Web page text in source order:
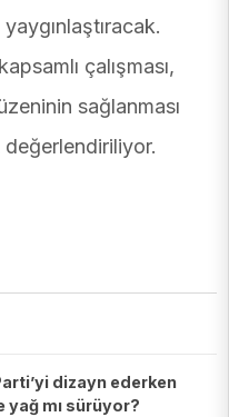
çalışması,
sağlanması
değerlendiriliyor.
dizayn ederken
yağ mı sürüyor?